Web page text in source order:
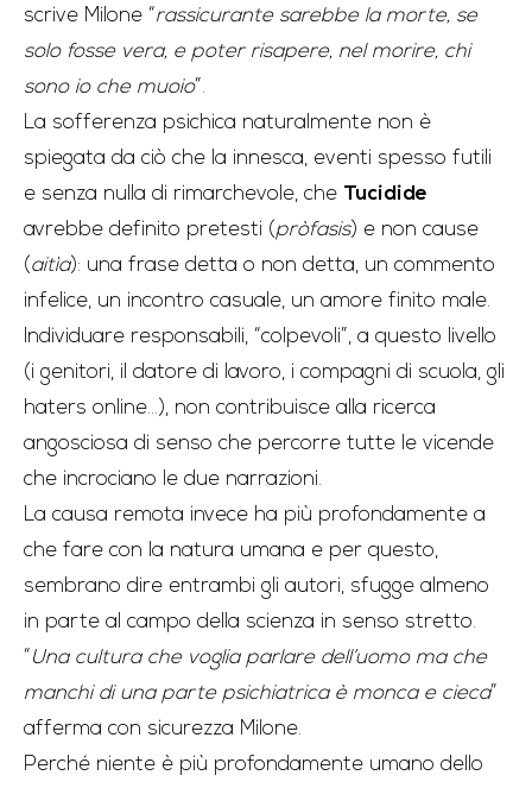
scrive Milone “rassicurante sarebbe la morte, se
solo fosse vera, e poter risapere, nel morire, chi
sono io che muoio”.
La sofferenza psichica naturalmente non è
spiegata da ciò che la innesca, eventi spesso futili
e senza nulla di rimarchevole, che Tucidide
avrebbe definito pretesti (pròfasis) e non cause
(aitìa): una frase detta o non detta, un commento
infelice, un incontro casuale, un amore finito male.
Individuare responsabili, “colpevoli”, a questo livello
(i genitori, il datore di lavoro, i compagni di scuola, gli
haters online…), non contribuisce alla ricerca
angosciosa di senso che percorre tutte le vicende
che incrociano le due narrazioni.
La causa remota invece ha più profondamente a
che fare con la natura umana e per questo,
sembrano dire entrambi gli autori, sfugge almeno
in parte al campo della scienza in senso stretto.
“ Una cultura che voglia parlare dell’uomo ma che
manchi di una parte psichiatrica è monca e cieca”
afferma con sicurezza Milone.
Perché niente è più profondamente umano dello